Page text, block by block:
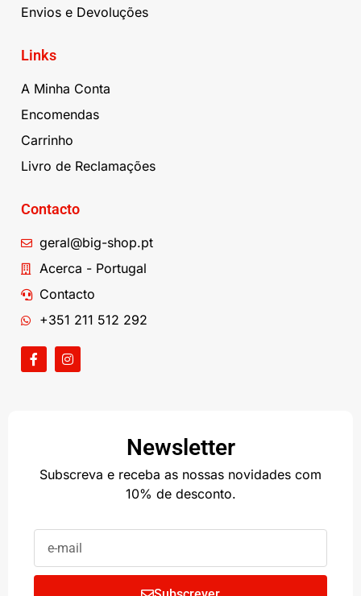
Envios e Devoluções
Links
A Minha Conta
Encomendas
Carrinho
Livro de Reclamações
Contacto
geral@big-shop.pt
Acerca - Portugal
Contacto
+351 211 512 292
Newsletter
Subscreva e receba as nossas novidades com
10% de desconto.